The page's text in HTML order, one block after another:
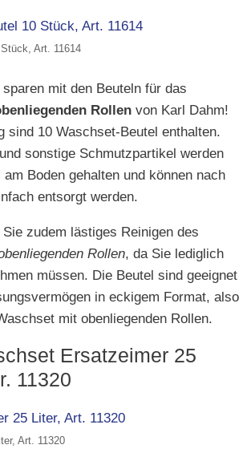
Art. 11614
mit den Beuteln für das
Rollen von Karl Dahm!
sind 10 Waschset-Beutel enthalten.
sonstige Schmutzpartikel werden
Boden gehalten und können nach
entsorgt werden.
zudem lästiges Reinigen des
Rollen, da Sie lediglich
müssen. Die Beutel sind geeignet
in eckigem Format, also
mit obenliegenden Rollen.
Ersatzeimer 25
11320
Art. 11320